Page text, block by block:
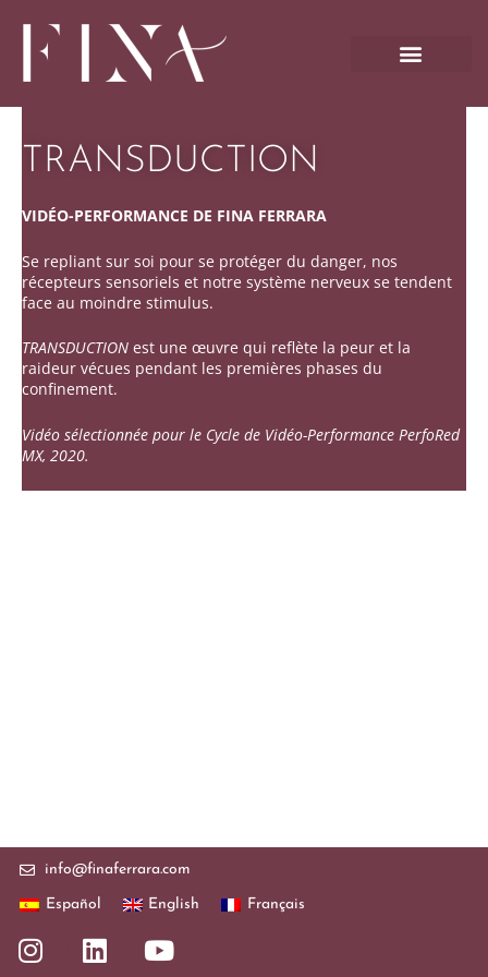
contenu
TRANSDUCTION
VIDÉO-PERFORMANCE DE FINA FERRARA
Se repliant sur soi pour se protéger du danger, nos
récepteurs sensoriels et notre système nerveux se tendent
face au moindre stimulus.
TRANSDUCTION est une œuvre qui reflète la peur et la
raideur vécues pendant les premières phases du
confinement.
Vidéo sélectionnée pour le Cycle de Vidéo-Performance PerfoRed
MX, 2020.
info@finaferrara.com
Español English Français
I
n
L
i
Y
o